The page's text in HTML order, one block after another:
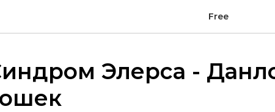
Free
Элерса -